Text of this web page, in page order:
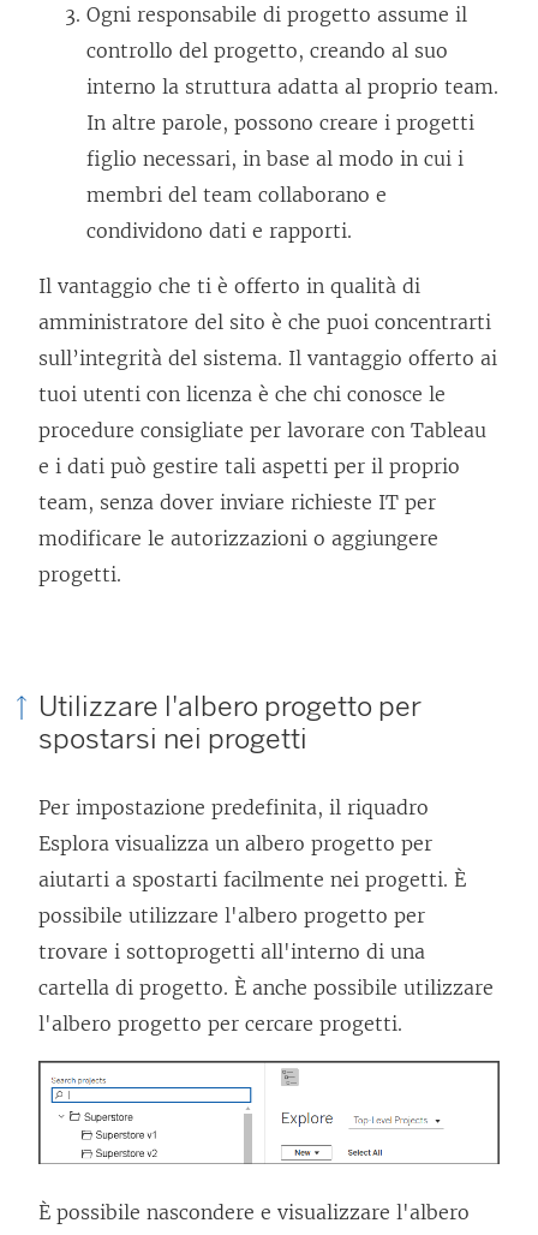
Ogni responsabile di progetto assume il
controllo del progetto, creando al suo
interno la struttura adatta al proprio team.
In altre parole, possono creare i progetti
figlio necessari, in base al modo in cui i
membri del team collaborano e
condividono dati e rapporti.
Il vantaggio che ti è offerto in qualità di
amministratore del sito è che puoi concentrarti
sull’integrità del sistema. Il vantaggio offerto ai
tuoi utenti con licenza è che chi conosce le
procedure consigliate per lavorare con Tableau
e i dati può gestire tali aspetti per il proprio
team, senza dover inviare richieste IT per
modificare le autorizzazioni o aggiungere
progetti.
Utilizzare l'albero progetto per
spostarsi nei progetti
Per impostazione predefinita, il riquadro
Esplora visualizza un albero progetto per
aiutarti a spostarti facilmente nei progetti. È
possibile utilizzare l'albero progetto per
trovare i sottoprogetti all'interno di una
cartella di progetto. È anche possibile utilizzare
l'albero progetto per cercare progetti.
È possibile nascondere e visualizzare l'albero